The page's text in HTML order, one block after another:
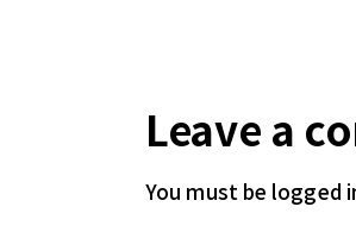
Leave a
You must be logged